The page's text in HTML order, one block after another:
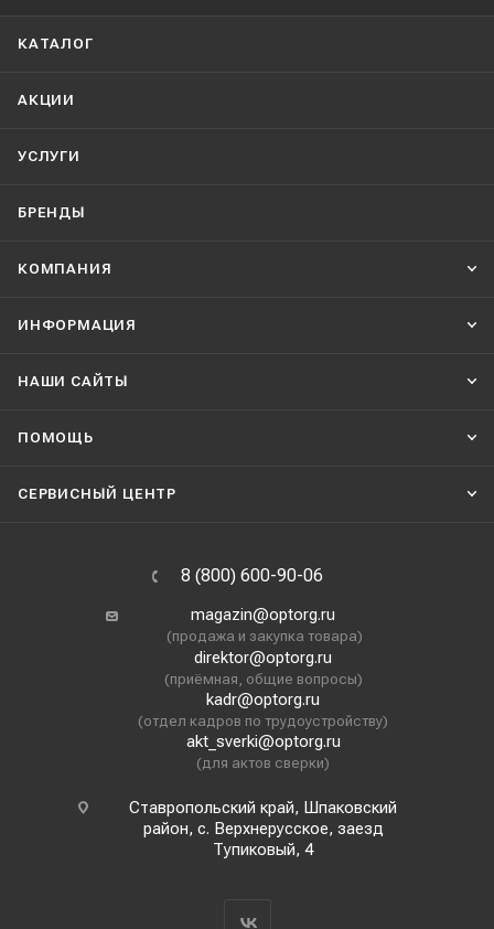
КАТАЛОГ
АКЦИИ
УСЛУГИ
БРЕНДЫ
КОМПАНИЯ
ИНФОРМАЦИЯ
НАШИ CАЙТЫ
ПОМОЩЬ
СЕРВИСНЫЙ ЦЕНТР
8 (800) 600-90-06
magazin@optorg.ru
(продажа и закупка товара)
direktor@optorg.ru
(приёмная, общие вопросы)
kadr@optorg.ru
(отдел кадров по трудоустройству)
akt_sverki@optorg.ru
(для актов сверки)
Ставропольский край, Шпаковский
район, с. Верхнерусское, заезд
Тупиковый, 4